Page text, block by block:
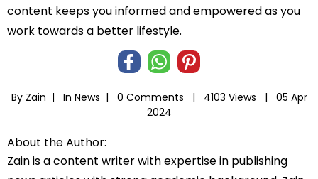
content keeps you informed and empowered as you
work towards a better lifestyle.
By Zain | In News | 0 Comments | 4103 Views |
05 Apr
2024
About the Author:
Zain is a content writer with expertise in publishing